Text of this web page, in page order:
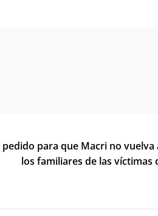
pedido para que Macri no vuelva
los familiares de las víctimas